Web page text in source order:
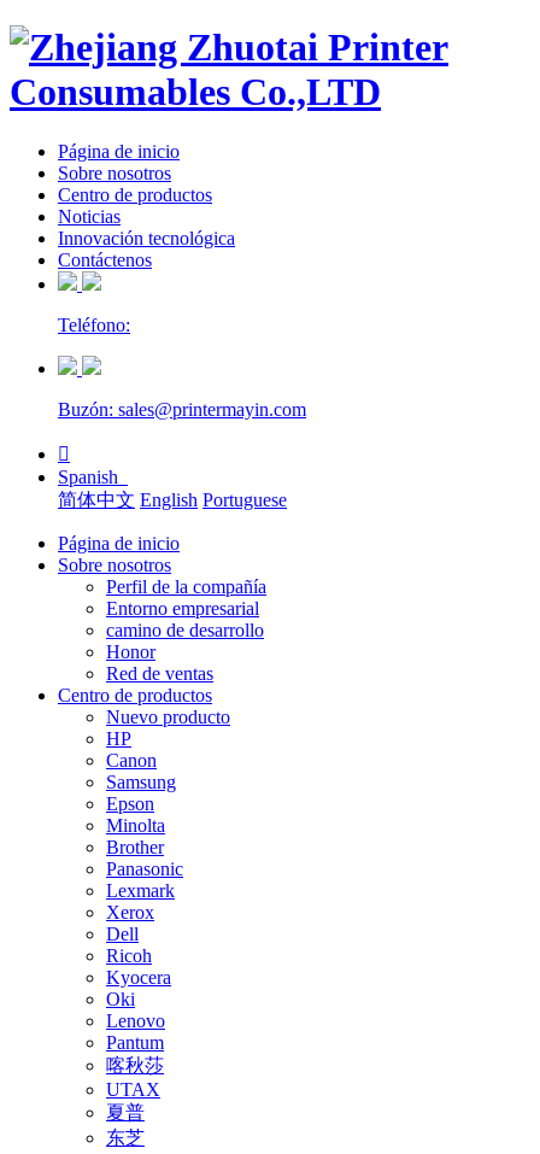
Página de inicio
Sobre nosotros
Centro de productos
Noticias
Innovación tecnológica
Contáctenos
Teléfono:
Buzón: sales@printermayin.com

Spanish
简体中文 English Portuguese
Página de inicio
Sobre nosotros
Perfil de la compañía
Entorno empresarial
camino de desarrollo
Honor
Red de ventas
Centro de productos
Nuevo producto
HP
Canon
Samsung
Epson
Minolta
Brother
Panasonic
Lexmark
Xerox
Dell
Ricoh
Kyocera
Oki
Lenovo
Pantum
喀秋莎
UTAX
夏普
东芝